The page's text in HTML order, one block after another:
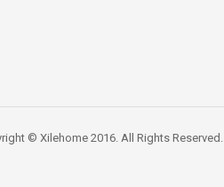
© Xilehome 2016. All Rights Reserved.